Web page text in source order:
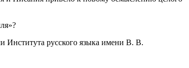
Института русского языка имени В. В.